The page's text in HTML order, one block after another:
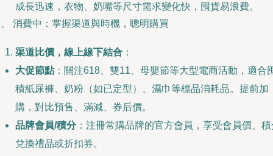
成長迅速，衣物、奶嘴等尺寸需求變化快，囤貨易浪費。
消費中：掌握渠道與時機，聰明購買
渠道比價，線上線下結合 ：
大促節點：關注618、雙11、母嬰節等大型電商活動，適合
積紙尿褲、奶粉（如已定型）、濕巾等標品消耗品。提前加
購，對比預售、滿減、券后價。
品牌會員/積分：注冊常購品牌的官方會員，享受會員價、積
兌換禮品或折扣券。